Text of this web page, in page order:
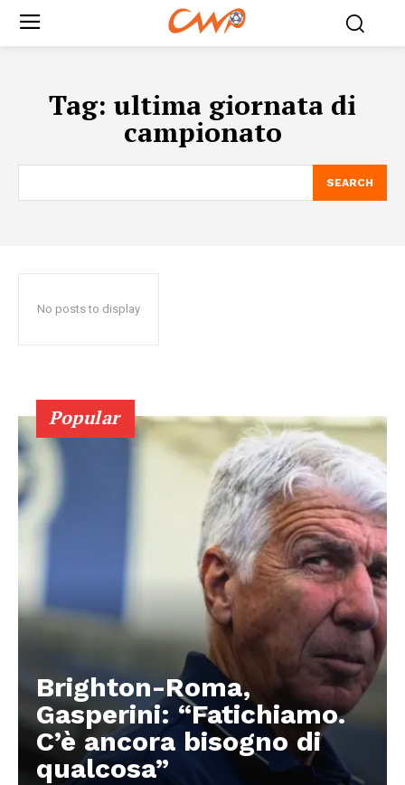
Tag: ultima giornata di
campionato
SEARCH
No posts to display
Popular
Brighton-Roma,
Gasperini: “Fatichiamo.
C’è ancora bisogno di
qualcosa”